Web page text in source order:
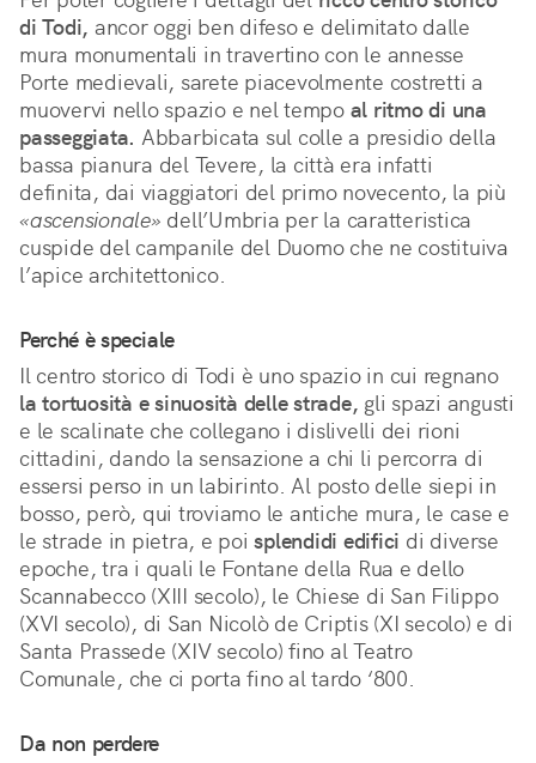
di Todi, ancor oggi ben difeso e delimitato dalle
mura monumentali in travertino con le annesse
Porte medievali, sarete piacevolmente costretti a
muovervi nello spazio e nel tempo al ritmo di una
passeggiata. Abbarbicata sul colle a presidio della
bassa pianura del Tevere, la città era infatti
«ascensionale» dell’Umbria per la caratteristica
cuspide del campanile del Duomo che ne costituiva
l’apice architettonico.
Perché è speciale
Il centro storico di Todi è uno spazio in cui regnano
la tortuosità e sinuosità delle strade, gli spazi angusti
e le scalinate che collegano i dislivelli dei rioni
cittadini, dando la sensazione a chi li percorra di
essersi perso in un labirinto. Al posto delle siepi in
bosso, però, qui troviamo le antiche mura, le case e
le strade in pietra, e poi splendidi edifici di diverse
epoche, tra i quali le Fontane della Rua e dello
Scannabecco (XIII secolo), le Chiese di San Filippo
(XVI secolo), di San Nicolò de Criptis (XI secolo) e di
Santa Prassede (XIV secolo) fino al Teatro
Comunale, che ci porta fino al tardo ‘800.
Da non perdere